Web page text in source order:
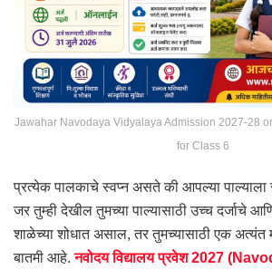
Jawahar Navodaya Vidyalaya Admission 2027-28
for Class 6
प्रत्येक पालकाचे स्वप्न असते की आपल्या पाल्याला
जर तुम्ही देखील तुमच्या पाल्यासाठी उच्च दर्जाचे
शाळेच्या शोधात असाल, तर तुमच्यासाठी एक अत्यंत
बातमी आहे.नवोदय विद्यालय प्रवेश 2027